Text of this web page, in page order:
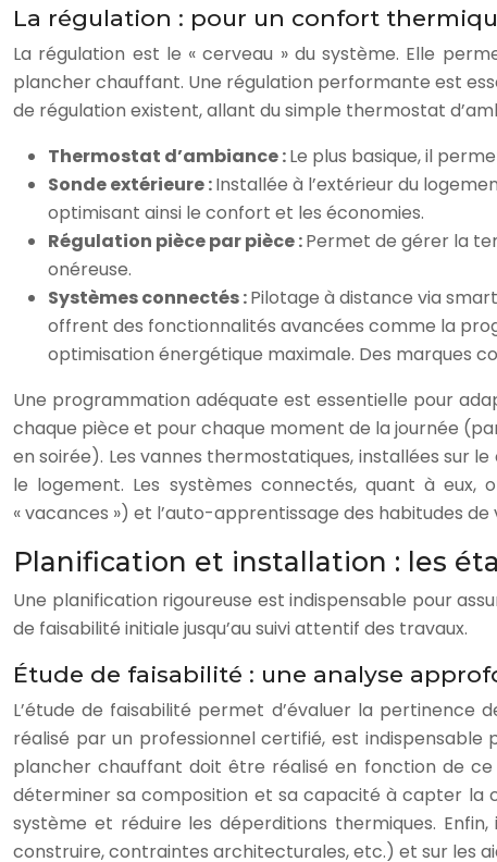
La régulation : pour un confort
La régulation est le « cerveau » du système. Elle
plancher chauffant. Une régulation performante est
de régulation existent, allant du simple thermostat
Thermostat d’ambiance :Le plus basique, il
Sonde extérieure :Installée à l’extérieur du
optimisant ainsi le confort et les économies.
Régulation pièce par pièce :Permet de gérer la
onéreuse.
Systèmes connectés :Pilotage à distance via
offrent des fonctionnalités avancées comme la
optimisation énergétique maximale. Des marques
Une programmation adéquate est essentielle pour
chaque pièce et pour chaque moment de la journée
en soirée). Les vannes thermostatiques, installées sur
le logement. Les systèmes connectés, quant à
« vacances ») et l’auto-apprentissage des habitudes
Planification et installation : les
Une planification rigoureuse est indispensable pour
de faisabilité initiale jusqu’au suivi attentif des travaux.
Étude de faisabilité : une analyse
L’étude de faisabilité permet d’évaluer la
réalisé par un professionnel certifié, est
plancher chauffant doit être réalisé en fonction de ce
déterminer sa composition et sa capacité à capter la
système et réduire les déperditions thermiques.
construire, contraintes architecturales, etc.) et sur les